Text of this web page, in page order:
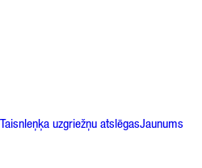
Taisnleņķa uzgriežņu atslēgasJaunums